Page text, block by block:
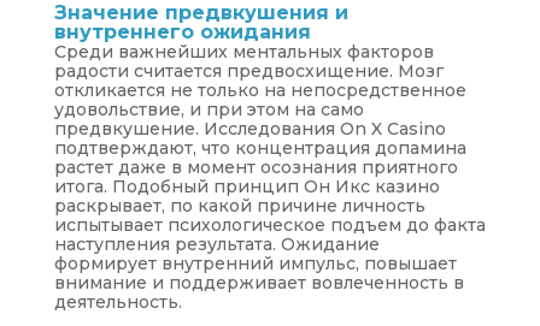
Значение предвкушения и
внутреннего ожидания
Среди важнейших ментальных факторов
радости считается предвосхищение. Мозг
откликается не только на непосредственное
удовольствие, и при этом на само
предвкушение. Исследования On X Casino
подтверждают, что концентрация допамина
растет даже в момент осознания приятного
итога. Подобный принцип Он Икс казино
раскрывает, по какой причине личность
испытывает психологическое подъем до факта
наступления результата. Ожидание
формирует внутренний импульс, повышает
внимание и поддерживает вовлеченность в
деятельность.